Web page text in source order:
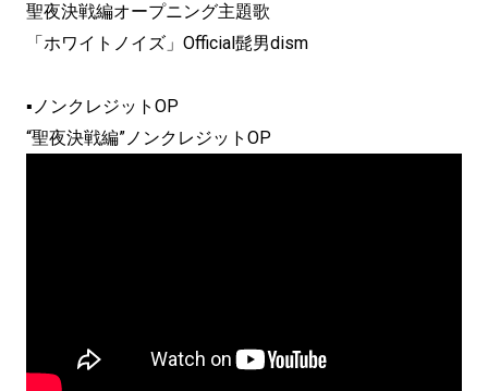
聖夜決戦編オープニング主題歌
「ホワイトノイズ」Official髭男dism
▪ノンクレジットOP
“聖夜決戦編”ノンクレジットOP